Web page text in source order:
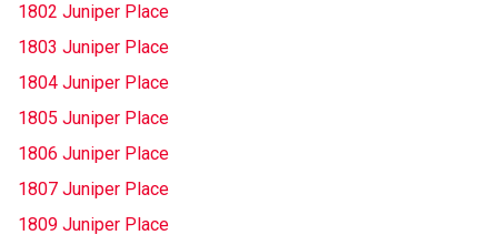
1802 Juniper Place
1803 Juniper Place
1804 Juniper Place
1805 Juniper Place
1806 Juniper Place
1807 Juniper Place
1809 Juniper Place